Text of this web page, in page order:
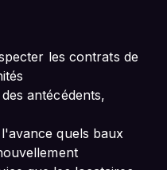
les contrats de
antécédents,
quels baux